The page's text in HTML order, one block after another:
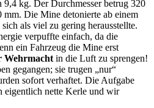
kg. Der Durchmesser betrug 320
Die Mine detonierte ab einem
als viel zu gering herausstellte.
verpuffte einfach, da die
ein Fahrzeug die Mine erst
Wehrmacht in die Luft zu sprengen!
gegangen; sie trugen
nur
sofort verhaftet. Die Aufgabe
eigentlich nette Kerle und wir